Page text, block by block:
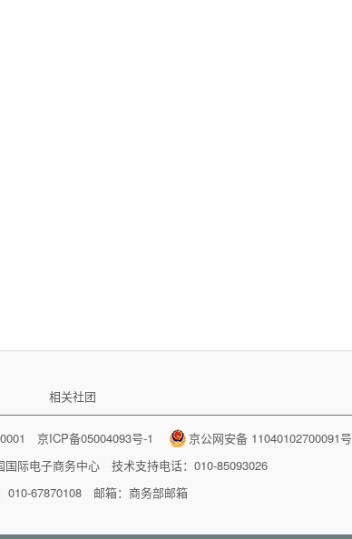
相关社团
京ICP备05004093号-1
京公网安备 11040102700091号
国际电子商务中心 技术支持电话：010-85093026
010-67870108 邮箱：商务部邮箱